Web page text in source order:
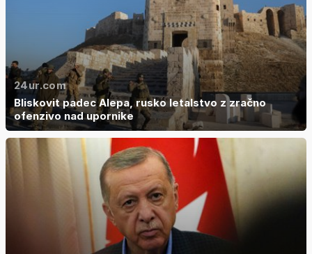
24ur.com
Bliskovit padec Alepa, rusko letalstvo z zračno
ofenzivo nad upornike